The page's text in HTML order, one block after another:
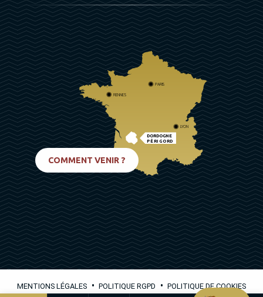
DORDOGNE
PÉRIGORD
PARIS
RENNES
LYON
COMMENT VENIR ?
MENTIONS LÉGALES • POLITIQUE RGPD • POLITIQUE DE COOKIES